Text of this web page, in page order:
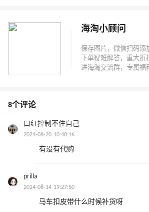
海淘小顾问
8个评论
口红控制不住自己
2024-08-20 10:40:16
有没有代购
prilla
2024-08-14 19:27:50
马车扣皮带什么时候补货呀